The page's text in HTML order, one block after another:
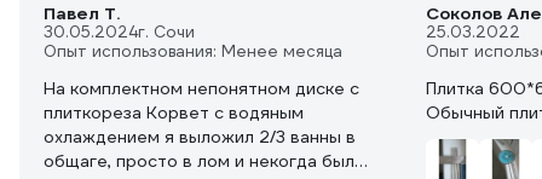
Павел Т.
30.05.2024г. Сочи
Опыт использования: Менее месяца
На комплектном непонятном диске с
плиткореза Корвет с водяным
охлаждением я выложил 2/3 ванны в
общаге, просто в лом и некогда было
Соколов
25.03.2022
Опыт
Плитка
Обычный